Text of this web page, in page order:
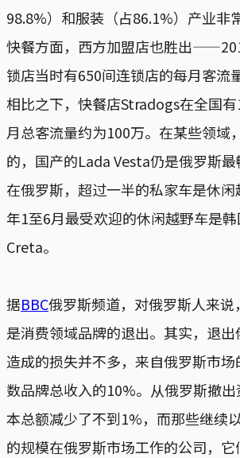
98.8%）和服装（占86.1%）产业非
快餐方面，西方加盟店也胜出
锁店当时有650间连锁店的每月客流
相比之下，快餐店Stradogs在全国
月总客流量约为100万。在某些领域
的，国产的Lada Vesta仍是俄罗斯
在俄罗斯，超过一半的私家车是休
年1至6月最受欢迎的休闲越野车是
Creta。
据BBC俄罗斯频道，对俄罗斯人来
是消费领域品牌的退出。其实，退
造成的损失并不多，来自俄罗斯市
数品牌总收入的10%。从俄罗斯撤
本总额减少了不到1%，而那些继续
的规模在俄罗斯市场工作的公司，